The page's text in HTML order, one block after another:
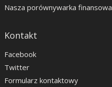
Nasza porównywarka finansowa
Kontakt
Facebook
Twitter
Formularz kontaktowy